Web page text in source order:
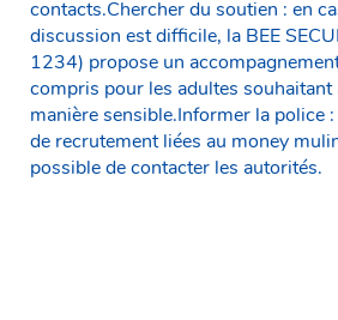
contacts.Chercher du soutien : en
discussion est difficile, la BEE
1234) propose un
compris pour les adultes souhaitant
manière sensible.Informer la police
de recrutement liées au money
possible de contacter les autorités.